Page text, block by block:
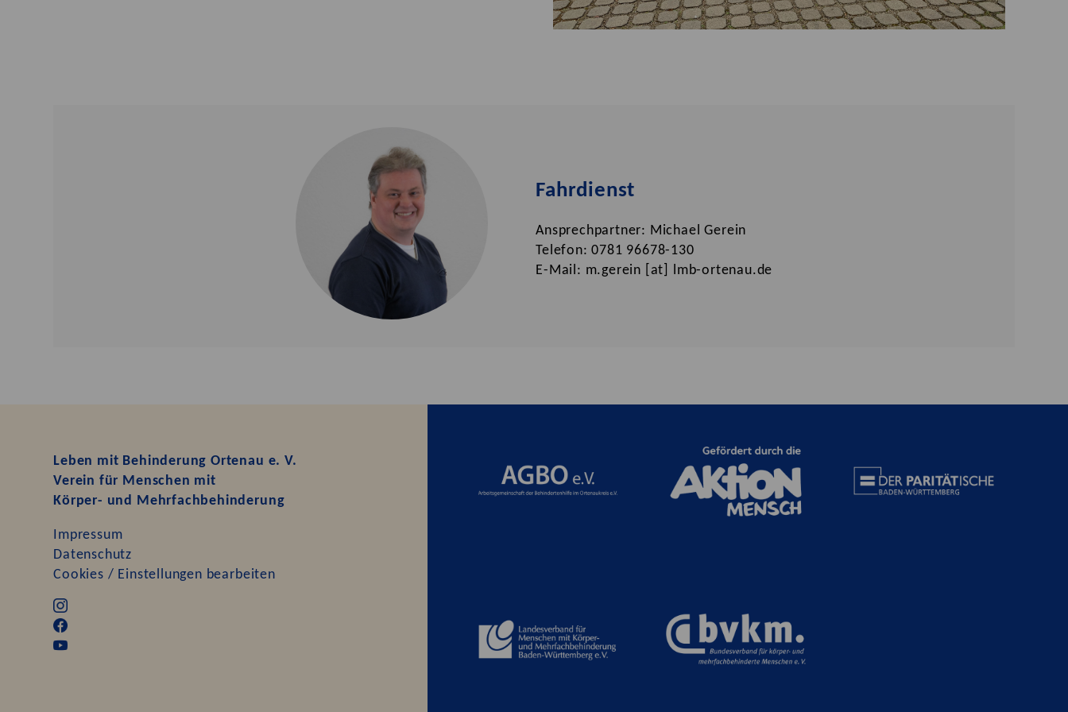
Fahrdienst
Ansprechpartner: Michael Gerein
Telefon: 0781 96678-130
E-Mail: m.gerein [at] lmb-ortenau.de
Leben mit Behinderung Ortenau e. V.
Verein für Menschen mit
Körper- und Mehrfachbehinderung
Impressum
Datenschutz
Cookies / Einstellungen bearbeiten